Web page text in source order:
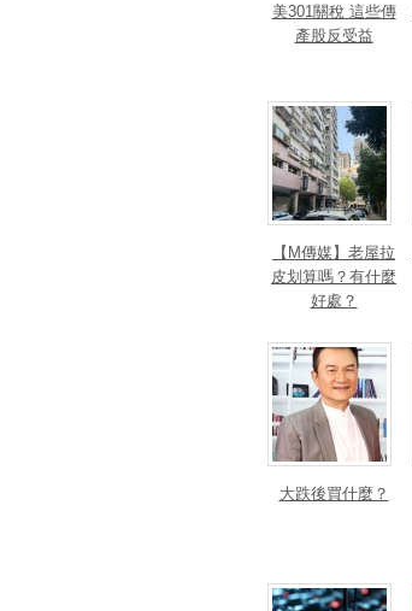
美301關稅 這些傳
產股反受益
【M傳媒】老屋拉
皮划算嗎？有什麼
好處？
大跌後買什麼？